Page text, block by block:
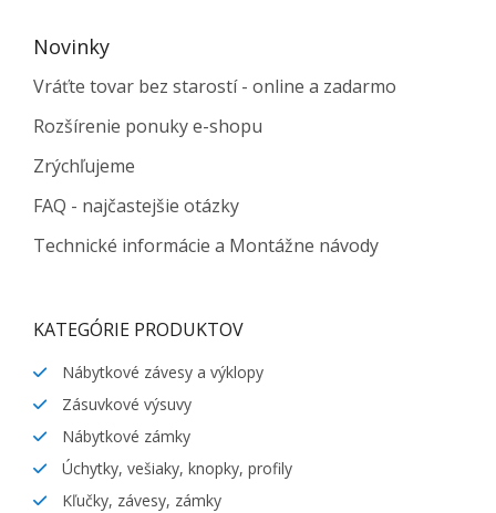
Novinky
Vráťte tovar bez starostí - online a zadarmo
Rozšírenie ponuky e-shopu
Zrýchľujeme
FAQ - najčastejšie otázky
Technické informácie a Montážne návody
KATEGÓRIE PRODUKTOV
Nábytkové závesy a výklopy
Zásuvkové výsuvy
Nábytkové zámky
Úchytky, vešiaky, knopky, profily
Kľučky, závesy, zámky